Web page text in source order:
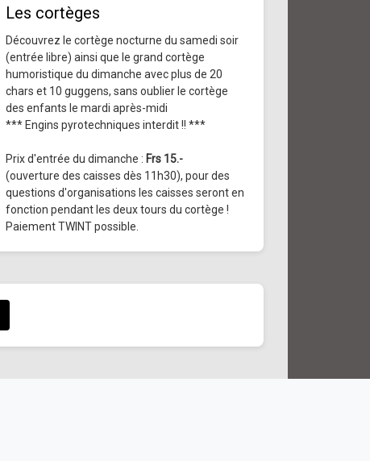
Les cortèges
Découvrez le cortège nocturne du samedi soir
(entrée libre) ainsi que le grand cortège
humoristique du dimanche avec plus de 20
chars et 10 guggens, sans oublier le cortège
des enfants le mardi après-midi
*** Engins pyrotechniques interdit !! ***
Prix d'entrée du dimanche : Frs 15.-
(ouverture des caisses dès 11h30), pour des
questions d'organisations les caisses seront en
fonction pendant les deux tours du cortège !
Paiement TWINT possible.